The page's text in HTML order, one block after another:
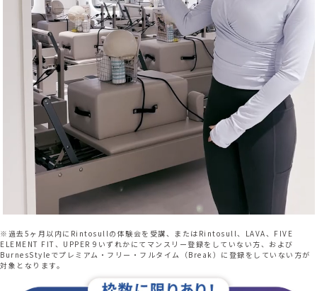
※過去5ヶ月以内にRintosullの体験会を受講、またはRintosull、LAVA、FIVE
ELEMENT FIT、UPPER 9いずれかにてマンスリー登録をしていない方、および
BurnesStyleでプレミアム・フリー・フルタイム（Break）に登録をしていない方が
対象となります。